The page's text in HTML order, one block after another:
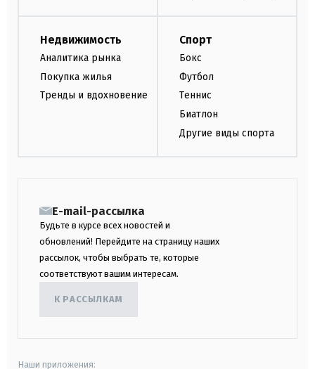
Недвижимость
Аналитика рынка
Покупка жилья
Тренды и вдохновение
Спорт
Бокс
Футбол
Теннис
Биатлон
Другие виды спорта
E-mail-рассылка
Будьте в курсе всех новостей и
обновлений! Перейдите на страницу наших
рассылок, чтобы выбрать те, которые
соответствуют вашим интересам.
К РАССЫЛКАМ
Наши приложения: